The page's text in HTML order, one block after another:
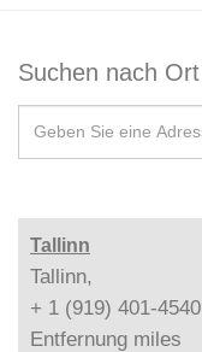
Suchen nach Ort
Tallinn
Tallinn,
+ 1 (919) 401-4540
Entfernung miles